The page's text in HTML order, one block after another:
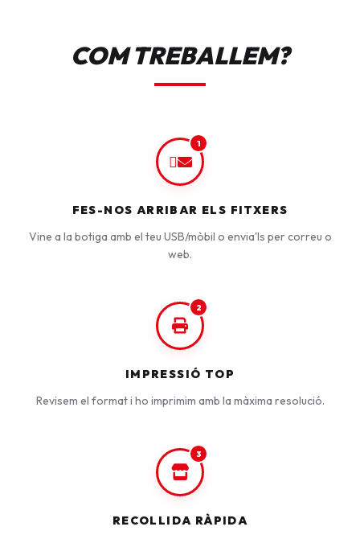
COM TREBALLEM?
1
FES-NOS ARRIBAR ELS FITXERS
Vine a la botiga amb el teu USB/mòbil o envia'ls per correu o
web.
2
IMPRESSIÓ TOP
Revisem el format i ho imprimim amb la màxima resolució.
3
RECOLLIDA RÀPIDA